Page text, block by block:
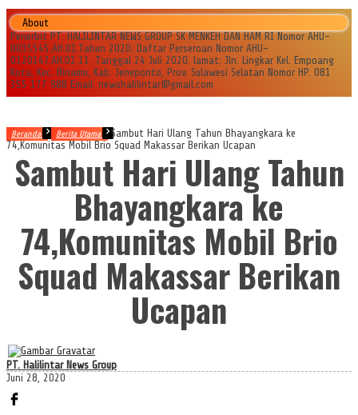
About
Penerbit PT. HALILINTAR NEWS GROUP SK MENKEH DAN HAM RI Nomor AHU-
0035545.AH.01.Tahun 2020. Daftar Perseroan Nomor AHU-
0120147.AH.01.11. Tanggal 24 Juli 2020. lamat: Jln. Lingkar Kel. Empoang
Kota, Kec. Binamu, Kab. Jeneponto, Prov. Sulawesi Selatan Nomor HP. 081
355 177 988 Email: newshalilintar@gmail.com
Beranda Berita Utama
Sambut Hari Ulang Tahun Bhayangkara ke
74,Komunitas Mobil Brio Squad Makassar Berikan Ucapan
Sambut Hari Ulang Tahun
Bhayangkara ke
74,Komunitas Mobil Brio
Squad Makassar Berikan
Ucapan
PT. Halilintar News Group
Juni 28, 2020